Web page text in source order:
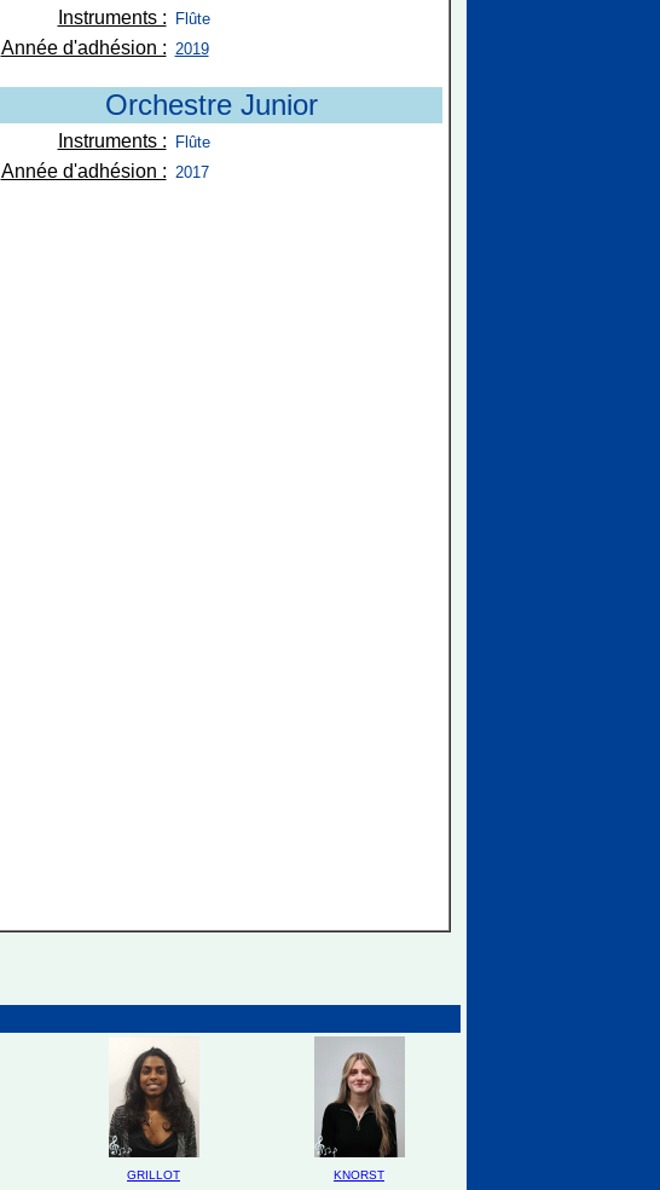
Instruments : Flûte
Année d'adhésion : 2019
Orchestre Junior
Instruments : Flûte
Année d'adhésion : 2017
GRILLOT
KNORST